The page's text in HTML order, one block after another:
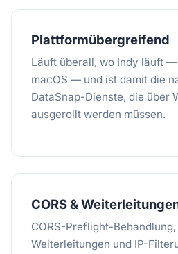
Plattformübergreifend
Läuft überall, wo Indy läuft
macOS — und ist damit die
DataSnap-Dienste, die über
ausgerollt werden müssen.
CORS &
CORS-Preflight-
Weiterleitungen und IP-